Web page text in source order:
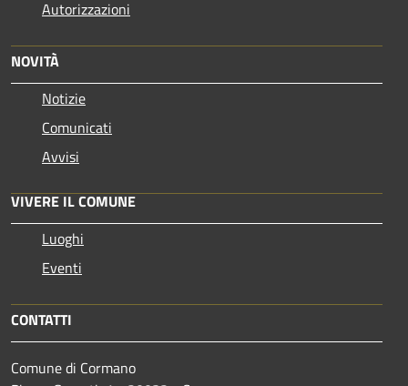
Autorizzazioni
NOVITÀ
Notizie
Comunicati
Avvisi
VIVERE IL COMUNE
Luoghi
Eventi
CONTATTI
Comune di Cormano